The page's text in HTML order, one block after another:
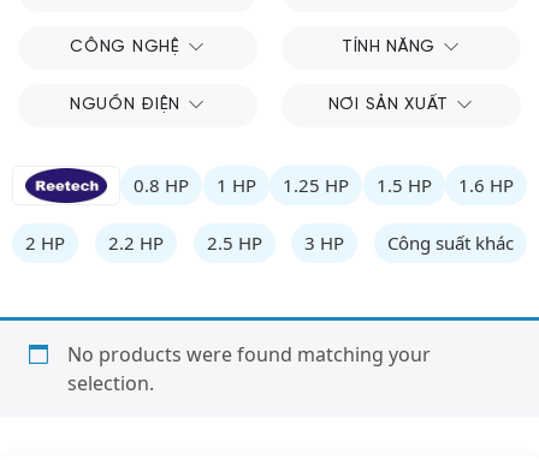
CÔNG NGHỆ TÍNH NĂNG
NGUỒN ĐIỆN NƠI SẢN XUẤT
0.8 HP 1 HP 1.25 HP 1.5 HP 1.6 HP
2 HP 2.2 HP 2.5 HP 3 HP Công suất khác
No products were found matching your
selection.